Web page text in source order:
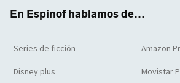
En Espinof hablamos de...
Series de ficción Amazon
Disney plus Movistar